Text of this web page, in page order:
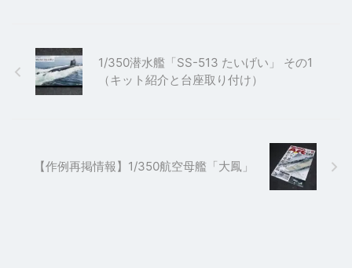
1/350潜水艦「SS-513 たいげい」 その1
（キット紹介と台座取り付け）
【作例再掲情報】1/350航空母艦「大鳳」